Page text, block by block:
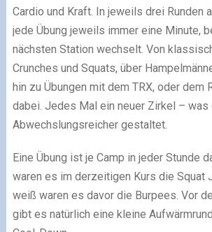
Cardio und Kraft. In jeweils drei Runden
jede Übung jeweils immer eine Minute,
nächsten Station wechselt. Von
Crunches und Squats, über
hin zu Übungen mit dem TRX, oder dem
dabei. Jedes Mal ein neuer Zirkel – was
Abwechslungsreicher gestaltet.
Eine Übung ist je Camp in jeder Stunde
waren es im derzeitigen Kurs die Squat
weiß waren es davor die Burpees. Vor
gibt es natürlich eine kleine